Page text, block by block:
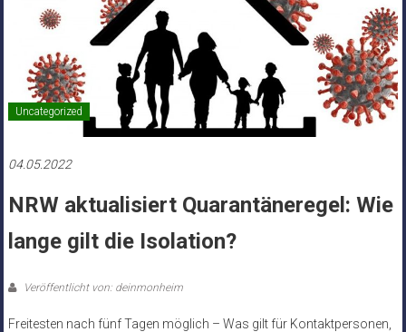
Uncategorized
04.05.2022
NRW aktualisiert Quarantäneregel: Wie
lange gilt die Isolation?
Veröffentlicht von: deinmonheim
Freitesten nach fünf Tagen möglich – Was gilt für Kontaktpersonen,